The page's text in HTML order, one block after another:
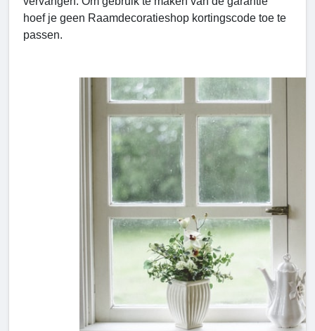
hoef je geen Raamdecoratieshop kortingscode toe te
passen.